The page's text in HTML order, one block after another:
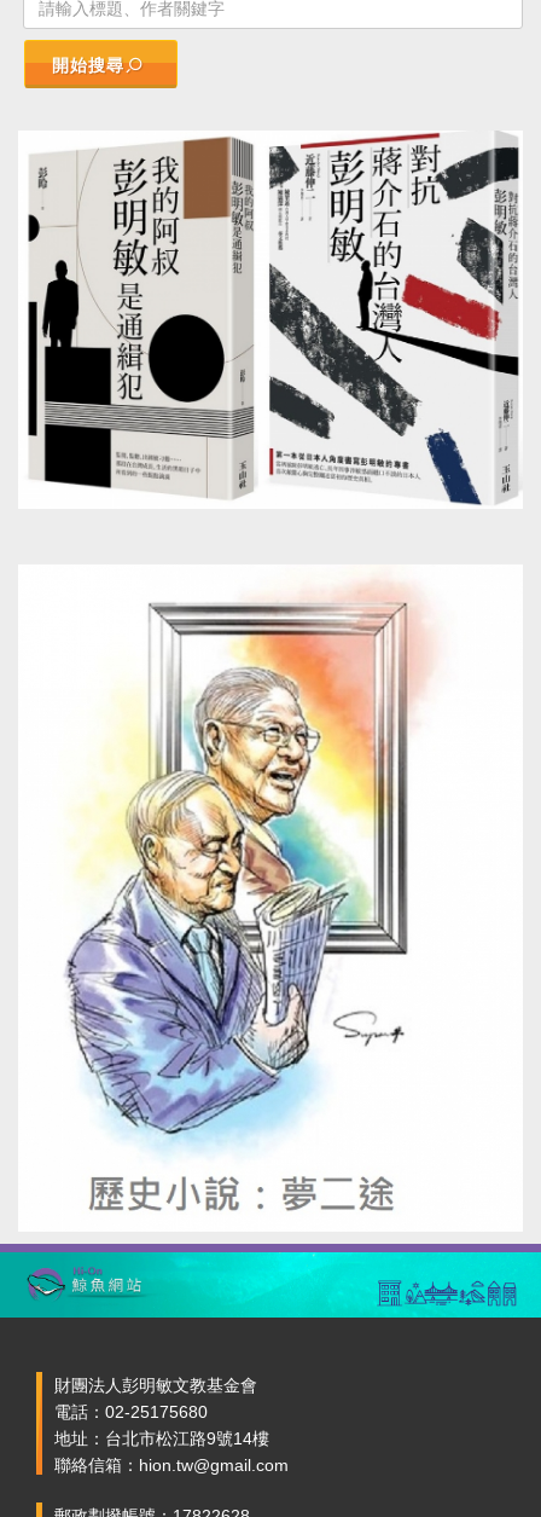
開始搜尋
財團法人彭明敏文教基金會
電話：02-25175680
地址：台北市松江路9號14樓
聯絡信箱：hion.tw@gmail.com